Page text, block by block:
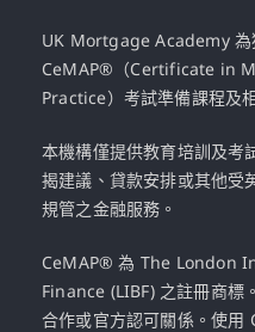
UK Mortgage Academy 為
CeMAP®（Certificate in
Practice）考試準備課程及
本機構僅提供教育培訓及考
揭建議、貸款安排或其他受
規管之金融服務。
CeMAP® 為 The London
Finance (LIBF) 之註冊商標
合作或官方認可關係。使